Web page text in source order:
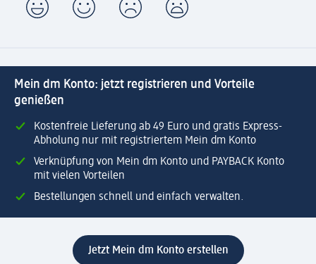
Mein dm Konto: jetzt registrieren und Vorteile
genießen
Kostenfreie Lieferung ab 49 Euro und gratis Express-
Abholung nur mit registriertem Mein dm Konto
Verknüpfung von Mein dm Konto und PAYBACK Konto
mit vielen Vorteilen
Bestellungen schnell und einfach verwalten.
Jetzt Mein dm Konto erstellen